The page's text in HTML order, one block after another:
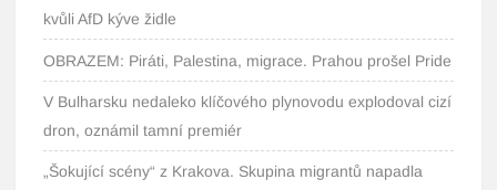
kvůli AfD kýve židle
OBRAZEM: Piráti, Palestina, migrace. Prahou prošel Pride
V Bulharsku nedaleko klíčového plynovodu explodoval cizí
dron, oznámil tamní premiér
„Šokující scény“ z Krakova. Skupina migrantů napadla